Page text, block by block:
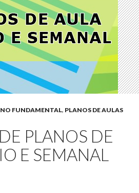
FUNDAMENTAL, PLANOS DE AULAS
PLANOS DE
E SEMANAL